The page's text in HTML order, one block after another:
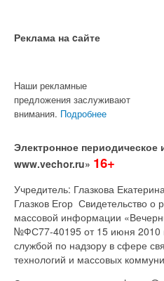
Реклама на cайте
Наши рекламные
предложения заслуживают
внимания. Подробнее
Электронное
www.vechor.ru» 16+
Учредитель: Глазкова
Глазков Егор Свидетельство о
массовой информации
№ФС77-40195 от 15 июня 2010
службой по надзору в сфере
технологий и массовых